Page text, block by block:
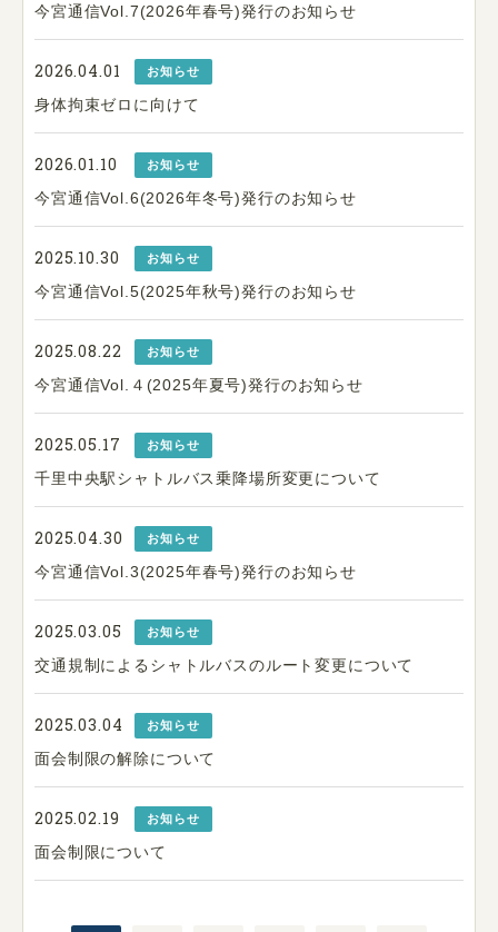
今宮通信Vol.7(2026年春号)発行のお知らせ
2026.04.01 お知らせ
身体拘束ゼロに向けて
2026.01.10 お知らせ
今宮通信Vol.6(2026年冬号)発行のお知らせ
2025.10.30 お知らせ
今宮通信Vol.5(2025年秋号)発行のお知らせ
2025.08.22 お知らせ
今宮通信Vol.４(2025年夏号)発行のお知らせ
2025.05.17 お知らせ
千里中央駅シャトルバス乗降場所変更について
2025.04.30 お知らせ
今宮通信Vol.3(2025年春号)発行のお知らせ
2025.03.05 お知らせ
交通規制によるシャトルバスのルート変更について
2025.03.04 お知らせ
面会制限の解除について
2025.02.19 お知らせ
面会制限について